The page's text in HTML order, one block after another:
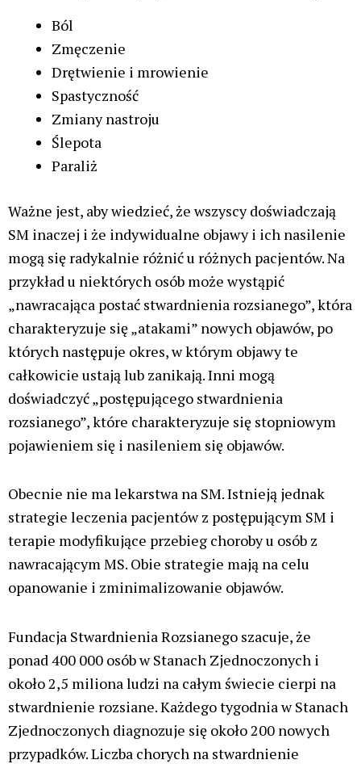
Ból
Zmęczenie
Drętwienie i mrowienie
Spastyczność
Zmiany nastroju
Ślepota
Paraliż
Ważne jest, aby wiedzieć, że wszyscy doświadczają
SM inaczej i że indywidualne objawy i ich nasilenie
mogą się radykalnie różnić u różnych pacjentów. Na
przykład u niektórych osób może wystąpić
„nawracająca postać stwardnienia rozsianego”, która
charakteryzuje się „atakami” nowych objawów, po
których następuje okres, w którym objawy te
całkowicie ustają lub zanikają. Inni mogą
doświadczyć „postępującego stwardnienia
rozsianego”, które charakteryzuje się stopniowym
pojawieniem się i nasileniem się objawów.
Obecnie nie ma lekarstwa na SM. Istnieją jednak
strategie leczenia pacjentów z postępującym SM i
terapie modyfikujące przebieg choroby u osób z
nawracającym MS. Obie strategie mają na celu
opanowanie i zminimalizowanie objawów.
Fundacja Stwardnienia Rozsianego szacuje, że
ponad 400 000 osób w Stanach Zjednoczonych i
około 2,5 miliona ludzi na całym świecie cierpi na
stwardnienie rozsiane. Każdego tygodnia w Stanach
Zjednoczonych diagnozuje się około 200 nowych
przypadków. Liczba chorych na stwardnienie